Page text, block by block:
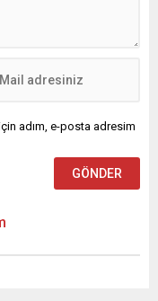
adım, e-posta adresim